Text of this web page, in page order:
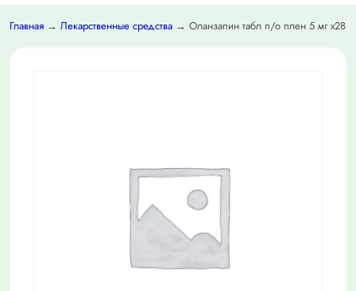
Главная → Лекарственные средства → Оланзапин табл п/о плен 5 мг х28